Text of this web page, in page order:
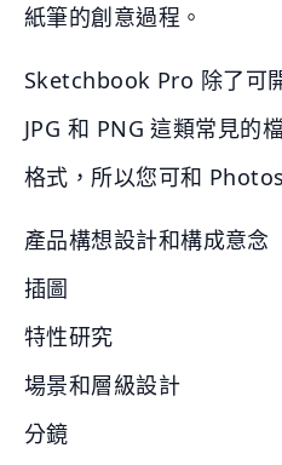
紙筆的創意過程。
Sketchbook Pro 除了可
JPG 和 PNG 這類常見的
格式，所以您可和
產品構想設計和構成意念
插圖
特性研究
場景和層級設計
分鏡